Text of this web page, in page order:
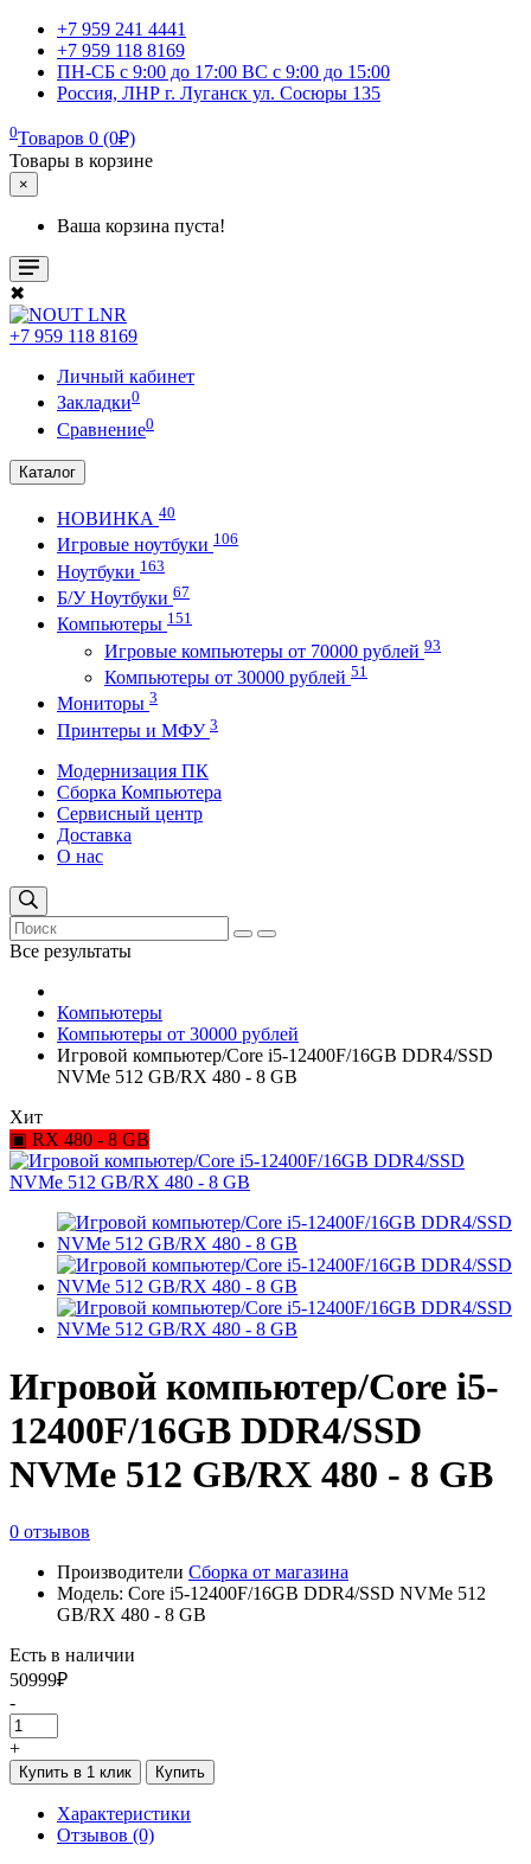
+7 959 241 4441
+7 959 118 8169
ПН-СБ с 9:00 до 17:00 ВС с 9:00 до 15:00
Россия, ЛНР г. Луганск ул. Сосюры 135
0Товаров 0 (0₽)
Товары в корзине
×
Ваша корзина пуста!
✖
+7 959 118 8169
Личный кабинет
Закладки0
Сравнение0
Каталог
НОВИНКА 40
Игровые ноутбуки 106
Ноутбуки 163
Б/У Ноутбуки 67
Компьютеры 151
Игровые компьютеры от 70000 рублей 93
Компьютеры от 30000 рублей 51
Мониторы 3
Принтеры и МФУ 3
Модернизация ПК
Сборка Компьютера
Сервисный центр
Доставка
О нас
Все результаты
Компьютеры
Компьютеры от 30000 рублей
Игровой компьютер/Core i5-12400F/16GB DDR4/SSD
NVMe 512 GB/RX 480 - 8 GB
Хит
▣ RX 480 - 8 GB
Игровой компьютер/Core i5-
12400F/16GB DDR4/SSD
NVMe 512 GB/RX 480 - 8 GB
0 отзывов
Производители Сборка от магазина
Модель: Core i5-12400F/16GB DDR4/SSD NVMe 512
GB/RX 480 - 8 GB
Есть в наличии
50999₽
-
+
Купить в 1 клик Купить
Характеристики
Отзывов (0)